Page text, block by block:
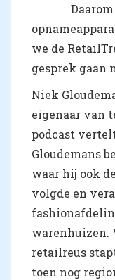
we de
gesprek gaan
Niek
eigenaar van
podcast
Gloudemans
waar hij ook
volgde en
warenhuizen.
retailreus
toen nog